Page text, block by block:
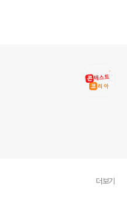
더보기